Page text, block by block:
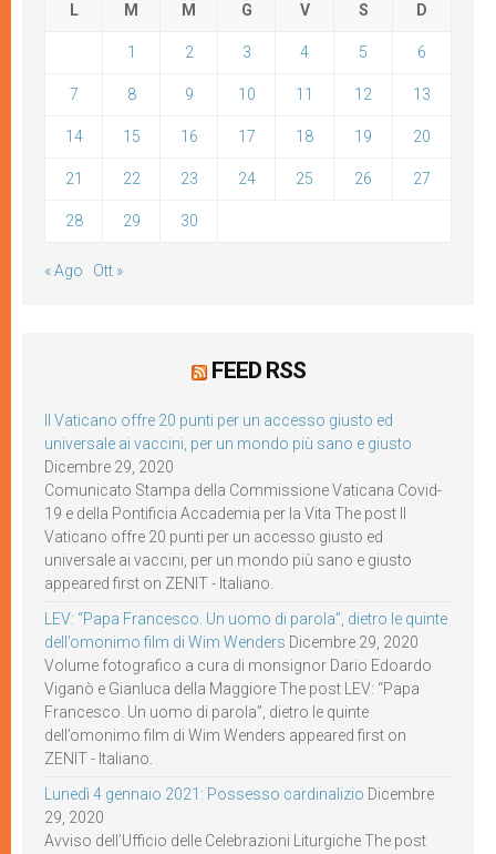
L M M G V S D
1 2 3 4 5 6
7 8 9 10 11 12 13
14 15 16 17 18 19 20
21 22 23 24 25 26 27
28 29 30
« Ago Ott »
FEED RSS
Il Vaticano offre 20 punti per un accesso giusto ed
universale ai vaccini, per un mondo più sano e giusto
Dicembre 29, 2020
Comunicato Stampa della Commissione Vaticana Covid-
19 e della Pontificia Accademia per la Vita The post Il
Vaticano offre 20 punti per un accesso giusto ed
universale ai vaccini, per un mondo più sano e giusto
appeared first on ZENIT - Italiano.
LEV: “Papa Francesco. Un uomo di parola”, dietro le quinte
dell’omonimo film di Wim Wenders Dicembre 29, 2020
Volume fotografico a cura di monsignor Dario Edoardo
Viganò e Gianluca della Maggiore The post LEV: “Papa
Francesco. Un uomo di parola”, dietro le quinte
dell’omonimo film di Wim Wenders appeared first on
ZENIT - Italiano.
Lunedì 4 gennaio 2021: Possesso cardinalizio Dicembre
29, 2020
Avviso dell’Ufficio delle Celebrazioni Liturgiche The post